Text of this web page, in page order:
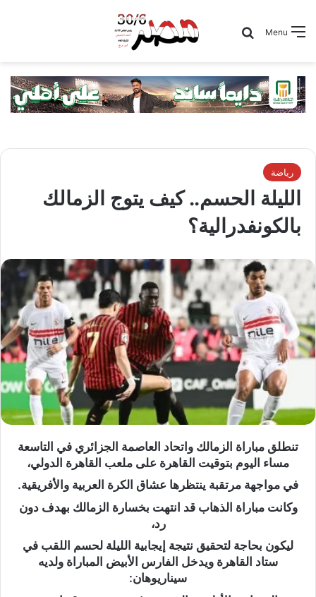
Menu
Search for
رياضة
الليلة الحسم.. كيف يتوج الزمالك
بالكونفدرالية؟
تنطلق مباراة الزمالك واتحاد العاصمة الجزائري في التاسعة
مساء اليوم بتوقيت القاهرة على ملعب القاهرة الدولي،
في مواجهة مرتقبة ينتظرها عشاق الكرة العربية والأفريقية.
وكانت مباراة الذهاب قد انتهت بخسارة الزمالك بهدف دون
رد،
ليكون بحاجة لتحقيق نتيجة إيجابية الليلة لحسم اللقب في
ستاد القاهرة ويدخل الفارس الأبيض المباراة ولديه
سيناريوهان: